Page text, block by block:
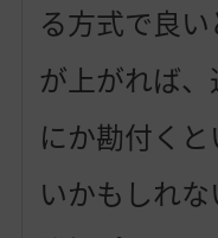
る方式で良
が上がれば
にか勘付く
いかもしれな